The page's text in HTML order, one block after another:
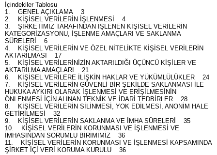
İçindekiler Tablosu
1. GENEL AÇIKLAMA 3
2. KİŞİSEL VERİLERİN İŞLENMESİ 4
3. ŞİRKETİMİZ TARAFINDAN İŞLENEN KİŞİSEL VERİLERİN
KATEGORİZASYONU, İŞLENME AMAÇLARI VE SAKLANMA
SÜRELERİ 6
4. KİŞİSEL VERİLERİN VE ÖZEL NİTELİKTE KİŞİSEL VERİLERİN
AKTARILMASI 17
5. KİŞİSEL VERİLERİNİZİN AKTARILDIĞI ÜÇÜNCÜ KİŞİLER VE
AKTARILMA AMAÇLARI 21
6. KİŞİSEL VERİLERE İLİŞKİN HAKLAR VE YÜKÜMLÜLÜKLER 24
7. KİŞİSEL VERİLERİN GÜVENLİ BİR ŞEKİLDE SAKLANMASI İLE
HUKUKA AYKIRI OLARAK İŞLENMESİ VE ERİŞİLMESİNİN
ÖNLENMESİ İÇİN ALINAN TEKNİK VE İDARİ TEDBİRLER 28
8. KİŞİSEL VERİLERİN SİLİNMESİ, YOK EDİLMESİ, ANONİM HALE
GETİRİLMESİ 32
9. KİŞİSEL VERİLERİN SAKLANMA VE İMHA SÜRELERİ 35
10. KİŞİSEL VERİLERİN KORUNMASI VE İŞLENMESİ VE
İMHASINDAN SORUMLU BİRİMİMİZ 36
11. KİŞİSEL VERİLERİN KORUNMASI VE İŞLENMESİ KAPSAMINDA
ŞİRKET İÇİ VERİ KORUMA KURULU 36